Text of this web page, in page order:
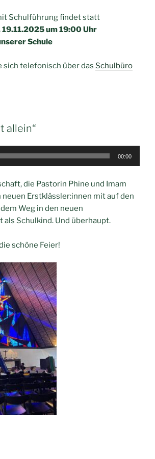
Schulführung findet statt
um 19:00 Uhr
Schule
sich telefonisch über das Schulbüro
allein“
00:00
die Pastorin Phine und Imam
Erstklässler:innen mit auf den
Weg in den neuen
als Schulkind. Und überhaupt.
schöne Feier!